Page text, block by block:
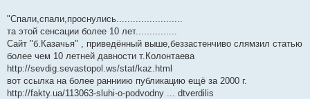
"Спали,спали,проснулись........................
та этой сенсации более 10 лет...............
Сайт "б.Казачья" , приведённый выше,беззастенчиво слямзил статью
более чем 10 летней давности т.Колонтаева
http://sevdig.sevastopol.ws/stat/kaz.html
вот ссылка на более ранниию публикацию ещё за 2000 г.
http://fakty.ua/113063-sluhi-o-podvodny ... dtverdilis